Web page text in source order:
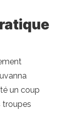
un coup
troupes